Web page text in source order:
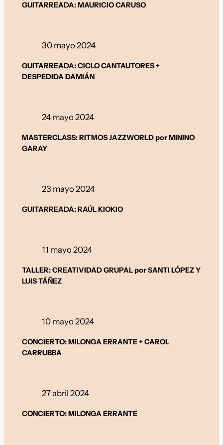
GUITARREADA: MAURICIO CARUSO
30 mayo 2024
GUITARREADA: CICLO CANTAUTORES +
DESPEDIDA DAMIÁN
24 mayo 2024
MASTERCLASS: RITMOS JAZZWORLD por MININO
GARAY
23 mayo 2024
GUITARREADA: RAÚL KIOKIO
11 mayo 2024
TALLER: CREATIVIDAD GRUPAL por SANTI LÓPEZ Y
LUIS TÁÑEZ
10 mayo 2024
CONCIERTO:MILONGA ERRANTE + CAROL
CARRUBBA
27 abril 2024
CONCIERTO: MILONGA ERRANTE